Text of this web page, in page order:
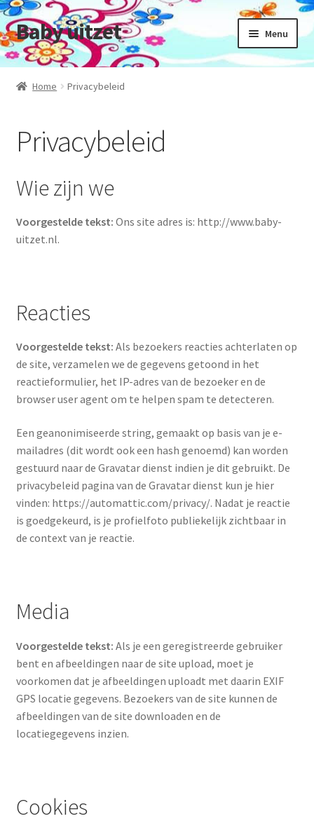
Ga
door
naar
navigatie
Ga
naar
de
inhoud
Baby uitzet Menu
Home
Betalingsmogelijkheden
Duurzaam ondernemen en maatschappelijk
verantwoord ondernemen.
Algemene voorwaarden
Andere activiteiten op het erf
Barnsbury
contact
Over ons
Privacybeleid
Producten
Voorbeeld pagina
Home Privacybeleid
Privacybeleid
Wie zijn we
Voorgestelde tekst: Ons site adres is: http://www.baby-
uitzet.nl.
Reacties
Voorgestelde tekst: Als bezoekers reacties achterlaten op
de site, verzamelen we de gegevens getoond in het
reactieformulier, het IP-adres van de bezoeker en de
browser user agent om te helpen spam te detecteren.
Een geanonimiseerde string, gemaakt op basis van je e-
mailadres (dit wordt ook een hash genoemd) kan worden
gestuurd naar de Gravatar dienst indien je dit gebruikt. De
privacybeleid pagina van de Gravatar dienst kun je hier
vinden: https://automattic.com/privacy/. Nadat je reactie
is goedgekeurd, is je profielfoto publiekelijk zichtbaar in
de context van je reactie.
Media
Voorgestelde tekst: Als je een geregistreerde gebruiker
bent en afbeeldingen naar de site upload, moet je
voorkomen dat je afbeeldingen uploadt met daarin EXIF
GPS locatie gegevens. Bezoekers van de site kunnen de
afbeeldingen van de site downloaden en de
locatiegegevens inzien.
Cookies